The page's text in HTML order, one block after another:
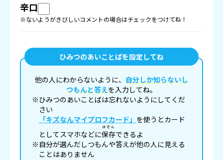
辛口
※ないようがきびしいコメントの場合はチェックをつけてね！
ひみつのあいことばを設定してね
他の人にわからないように、 自分しか知らないし
つもんと答えを入力してね。
※ひみつのあいことばは忘れないようにしてくだ
さい
「キズなんマイプロフカード」 を使うとカード
としてスマホなどに保存
ほぞん
できるよ
※自分が選んだしつもんや答えが他の人に見える
ことはありません